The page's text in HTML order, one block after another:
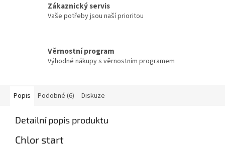
Zákaznický servis
Vaše potřeby jsou naší prioritou
Věrnostní program
Výhodné nákupy s věrnostním programem
Popis Podobné (6) Diskuze
Detailní popis produktu
Chlor start